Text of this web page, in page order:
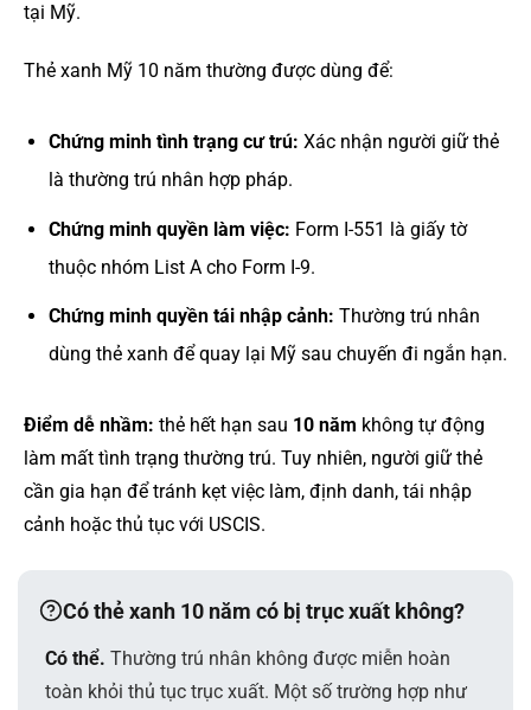
tại Mỹ.
Thẻ xanh Mỹ 10 năm thường được dùng để:
Chứng minh tình trạng cư trú: Xác nhận người giữ thẻ
là thường trú nhân hợp pháp.
Chứng minh quyền làm việc: Form I-551 là giấy tờ
thuộc nhóm List A cho Form I-9.
Chứng minh quyền tái nhập cảnh: Thường trú nhân
dùng thẻ xanh để quay lại Mỹ sau chuyến đi ngắn hạn.
Điểm dễ nhầm: thẻ hết hạn sau 10 năm không tự động
làm mất tình trạng thường trú. Tuy nhiên, người giữ thẻ
cần gia hạn để tránh kẹt việc làm, định danh, tái nhập
cảnh hoặc thủ tục với USCIS.
Có thẻ xanh 10 năm có bị trục xuất không?
Có thể. Thường trú nhân không được miễn hoàn
toàn khỏi thủ tục trục xuất. Một số trường hợp như